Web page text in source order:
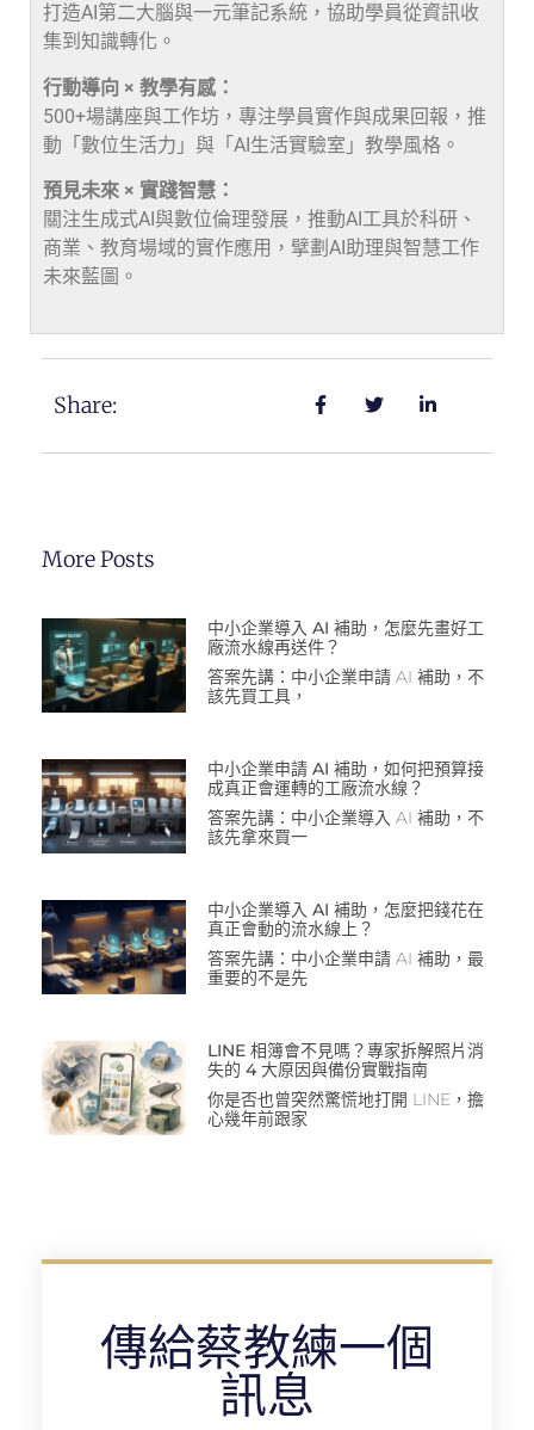
打造AI第二大腦與一元筆記系統，協助學員從資訊收
集到知識轉化。
行動導向 × 教學有感：
500+場講座與工作坊，專注學員實作與成果回報，推
動「數位生活力」與「AI生活實驗室」教學風格。
預見未來 × 實踐智慧：
關注生成式AI與數位倫理發展，推動AI工具於科研、
商業、教育場域的實作應用，擘劃AI助理與智慧工作
未來藍圖。
Share:
More Posts
中小企業導入 AI 補助，怎麼先畫好工
廠流水線再送件？
答案先講：中小企業申請 AI 補助，不
該先買工具，
中小企業申請 AI 補助，如何把預算接
成真正會運轉的工廠流水線？
答案先講：中小企業導入 AI 補助，不
該先拿來買一
中小企業導入 AI 補助，怎麼把錢花在
真正會動的流水線上？
答案先講：中小企業申請 AI 補助，最
重要的不是先
LINE 相簿會不見嗎？專家拆解照片消
失的 4 大原因與備份實戰指南
你是否也曾突然驚慌地打開 LINE，擔
心幾年前跟家
傳給蔡教練一個
訊息